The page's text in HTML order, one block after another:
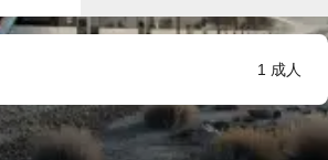
1 成人